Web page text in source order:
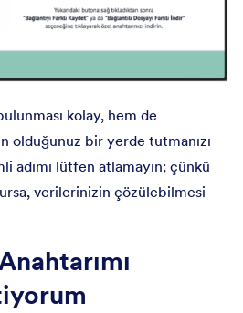
kolay, hem de
olduğunuz bir yerde tutmanızı
adımı lütfen atlamayın; çünkü
verilerinizin çözülebilmesi